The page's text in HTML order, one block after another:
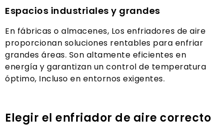
Espacios industriales y grandes
En fábricas o almacenes, Los enfriadores de aire
proporcionan soluciones rentables para enfriar
grandes áreas. Son altamente eficientes en
energía y garantizan un control de temperatura
óptimo, Incluso en entornos exigentes.
Elegir el enfriador de aire correcto